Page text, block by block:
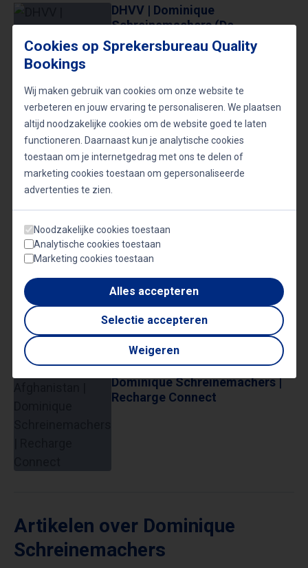
KONINKLIJKE LUCHTMACHT)
DHVV | Dominique
Schreinemachers (De
Koninklijke Luchtmacht)
“De laatste kogel was voor mezelf" |
Dominique Schreinemachers | 20 jaar
Nederlandse Veteranendag
Veteranen Dominique
Schreinemachers, Rick
Torenstra en Dennis Kroon over
Neergestort in Afghanistan |
Dominique Schreinemachers |
Recharge Connect
Artikelen over Dominique
Schreinemachers
Cookies op Sprekersbureau Quality
Bookings
Wij maken gebruik van cookies om onze website te
verbeteren en jouw ervaring te personaliseren. We plaatsen
altijd noodzakelijke cookies om de website goed te laten
functioneren. Daarnaast kun je analytische cookies
toestaan om je internetgedrag met ons te delen of
marketing cookies toestaan om gepersonaliseerde
advertenties te zien.
Noodzakelijke cookies toestaan
Analytische cookies toestaan
Marketing cookies toestaan
Alles accepteren
Selectie accepteren
Weigeren